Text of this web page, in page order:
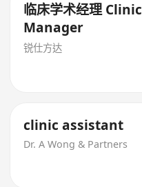
临床学术经理
Manager
锐仕方达
clinic assistant
Dr. A Wong & Partners